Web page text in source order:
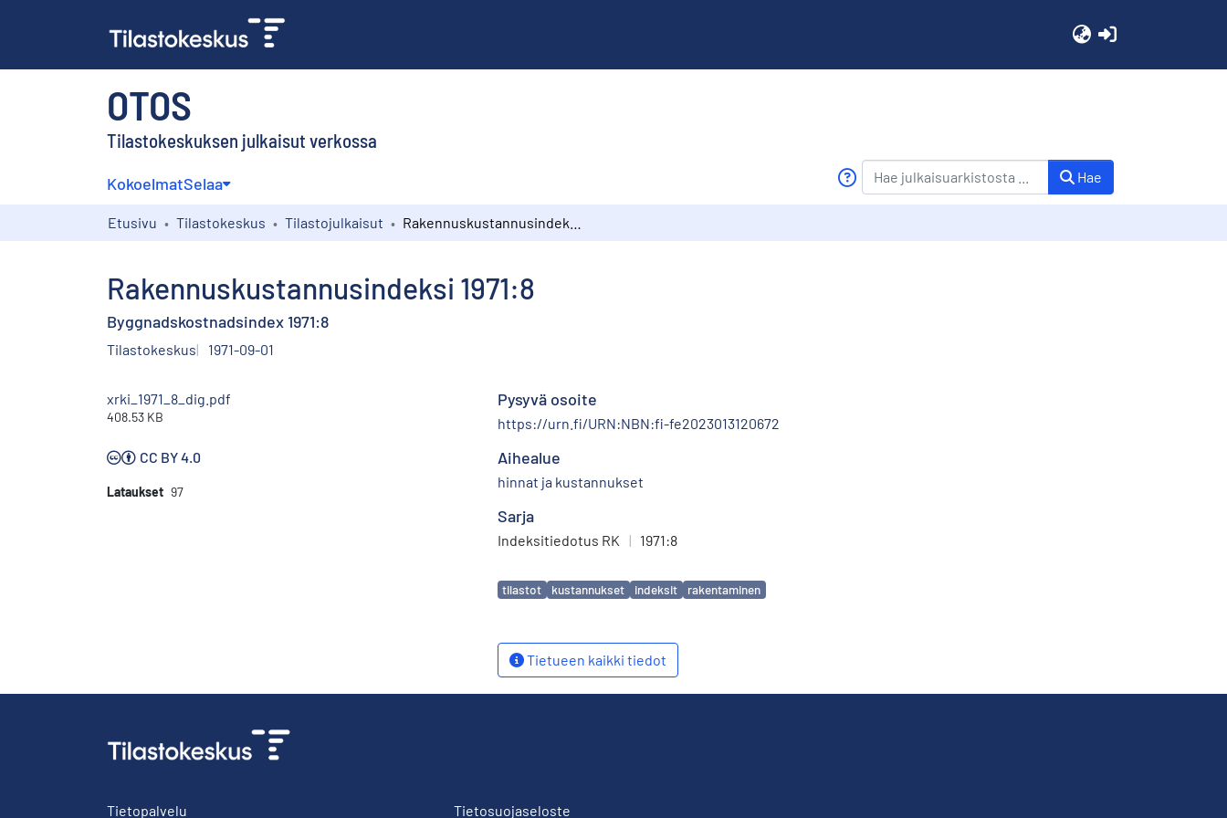
OTOS
Tilastokeskuksen julkaisut verkossa
KokoelmatSelaa Hae
Etusivu Tilastokeskus Tilastojulkaisut
Rakennuskustannusindeksi 1971:8
Byggnadskostnadsindex 1971:8
Tilastokeskus 1971-09-01
xrki_1971_8_dig.pdf
408.53 KB
CC BY 4.0
Lataukset 97
Pysyvä osoite
https://urn.fi/URN:NBN:fi-fe2023013120672
Aihealue
hinnat ja kustannukset
Sarja
Indeksitiedotus RK | 1971:8
Avainsanat
tilastot kustannukset indeksit rakentaminen
Tietueen kaikki tiedot
Tietopalvelu Tietosuojaseloste